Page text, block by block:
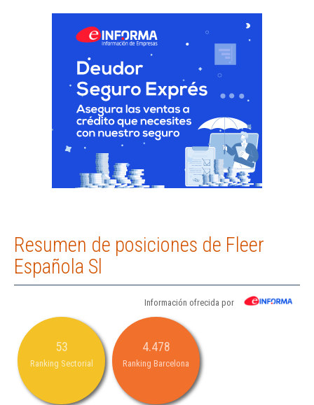
Resumen de posiciones de Fleer
Española Sl
Información ofrecida por
53
Ranking Sectorial
4.478
Ranking Barcelona